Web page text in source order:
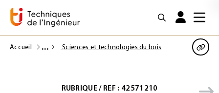
Accueil Sciences et technologies du bois
RUBRIQUE / REF : 42571210